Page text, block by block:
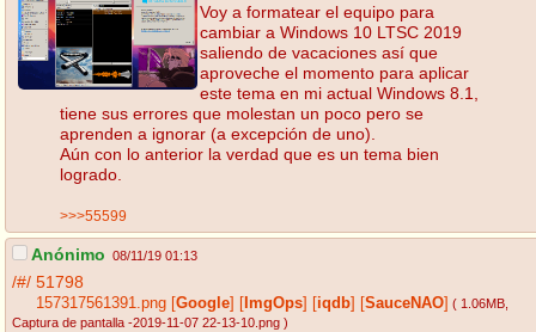
Voy a formatear el equipo para
cambiar a Windows 10 LTSC 2019
saliendo de vacaciones así que
aproveche el momento para aplicar
este tema en mi actual Windows 8.1,
tiene sus errores que molestan un poco pero se
aprenden a ignorar (a excepción de uno).
Aún con lo anterior la verdad que es un tema bien
logrado.
>>>55599
Anónimo 08/11/19 01:13
/#/ 51798
157317561391.png Google ImgOps iqdb SauceNAO ( 1.06MB
Captura de pantalla -2019-11-07 22-13-10.png )